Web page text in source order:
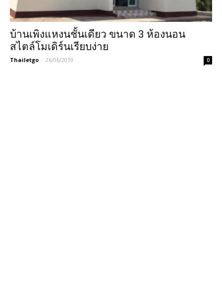
บ้านเพิงแหงนชั้นเดียว ขนาด 3 ห้องนอน
สไตล์โมเดิร์นเรียบง่าย
Thailetgo - 26/06/2019 0